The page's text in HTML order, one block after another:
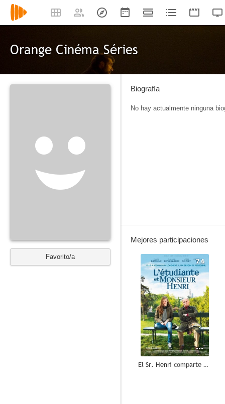
Orange Cinéma Séries
Favorito/a
Biografía
No hay actualmente ninguna
Mejores participaciones
7.6
El Sr. Henri comparte piso